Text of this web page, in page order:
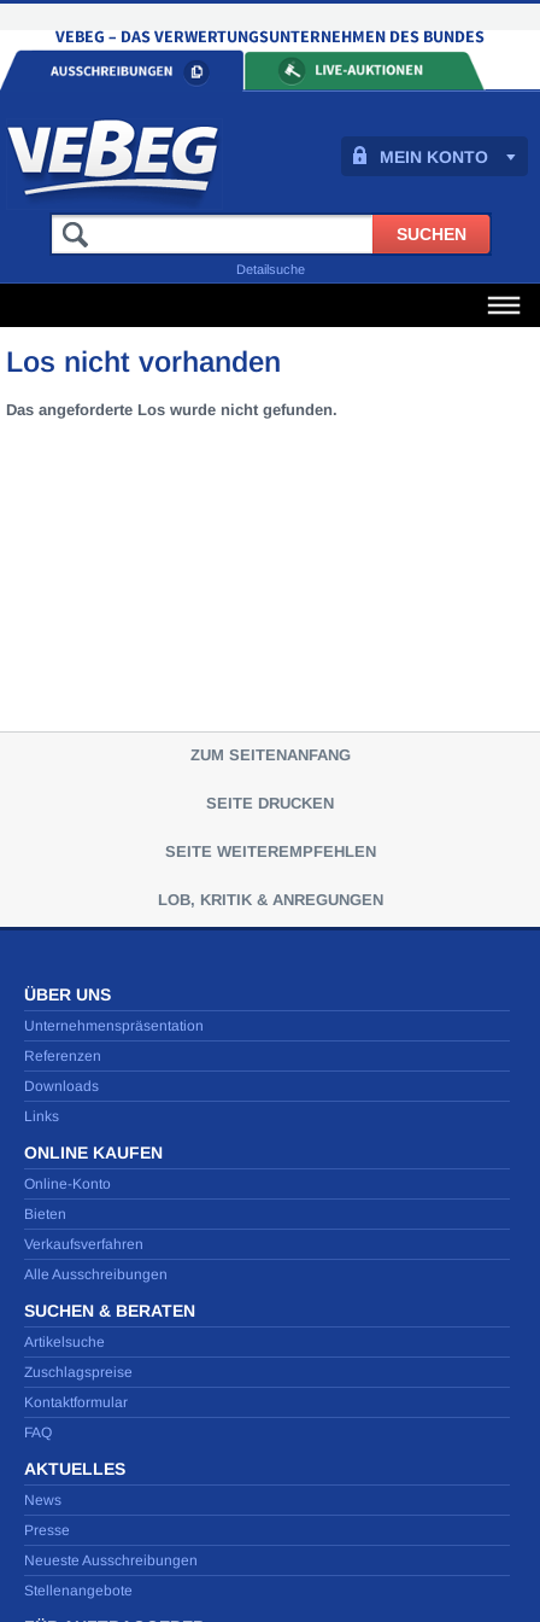
MEIN KONTO
Detailsuche
Los nicht vorhanden
Das angeforderte Los wurde nicht gefunden.
ZUM SEITENANFANG
SEITE DRUCKEN
SEITE WEITEREMPFEHLEN
LOB, KRITIK & ANREGUNGEN
ÜBER UNS
Unternehmenspräsentation
Referenzen
Downloads
Links
ONLINE KAUFEN
Online-Konto
Bieten
Verkaufsverfahren
Alle Ausschreibungen
SUCHEN & BERATEN
Artikelsuche
Zuschlagspreise
Kontaktformular
FAQ
AKTUELLES
News
Presse
Neueste Ausschreibungen
Stellenangebote